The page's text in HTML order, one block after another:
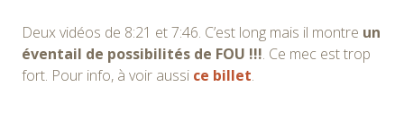
Deux vidéos de 8:21 et 7:46. C’est long mais il montre un
éventail de possibilités de FOU !!!. Ce mec est trop
fort. Pour info, à voir aussi ce billet.